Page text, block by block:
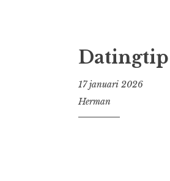
Datingtip
17 januari 2026
Herman